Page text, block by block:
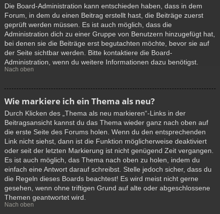
Die Board-Administration kann entschieden haben, dass in dem
Forum, in dem du einen Beitrag erstellt hast, die Beiträge zuerst
geprüft werden müssen. Es ist auch möglich, dass die
Administration dich zu einer Gruppe von Benutzern hinzugefügt hat,
bei denen sie die Beiträge erst begutachten möchte, bevor sie auf
der Seite sichtbar werden. Bitte kontaktiere die Board-
Administration, wenn du weitere Informationen dazu benötigst.
Nach oben
Wie markiere ich ein Thema als neu?
Durch Klicken des „Thema als neu markieren“-Links in der
Beitragsansicht kannst du das Thema wieder ganz nach oben auf
die erste Seite des Forums holen. Wenn du den entsprechenden
Link nicht siehst, dann ist die Funktion möglicherweise deaktiviert
oder seit der letzten Markierung ist nicht genügend Zeit vergangen.
Es ist auch möglich, das Thema nach oben zu holen, indem du
einfach eine Antwort darauf schreibst. Stelle jedoch sicher, dass du
die Regeln dieses Boards beachtest! Es wird meist nicht gerne
gesehen, wenn ohne triftigen Grund auf alte oder abgeschlossene
Themen geantwortet wird.
Nach oben